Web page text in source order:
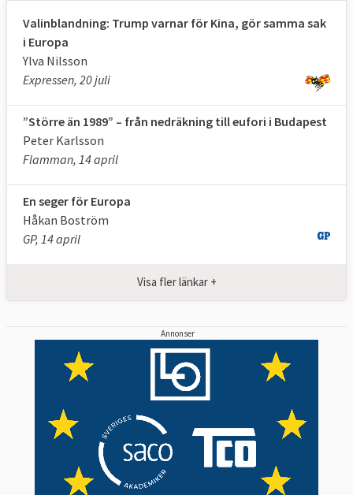
Valinblandning: Trump varnar för Kina, gör samma sak
i Europa
Ylva Nilsson
Expressen, 20 juli
”Större än 1989” – från nedräkning till eufori i Budapest
Peter Karlsson
Flamman, 14 april
En seger för Europa
Håkan Boström
GP, 14 april
Visa fler länkar +
Annonser